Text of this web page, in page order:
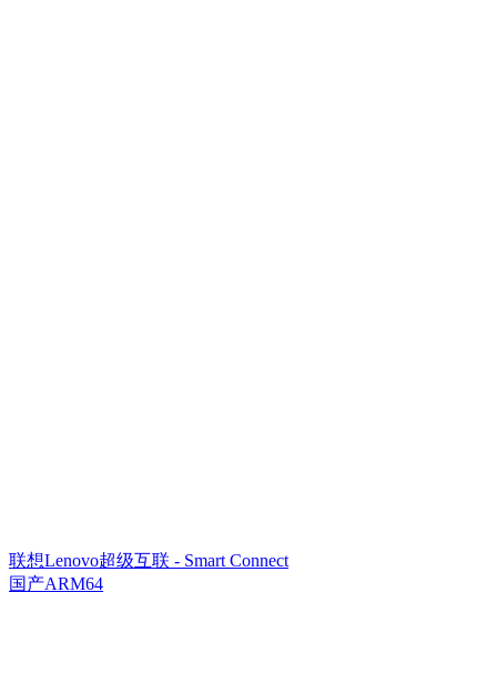
联想Lenovo超级互联 - Smart Connect
国产ARM64